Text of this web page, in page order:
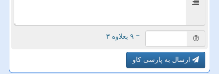
= ۹ بعلاوه ۳
ارسال به پارسی کاو